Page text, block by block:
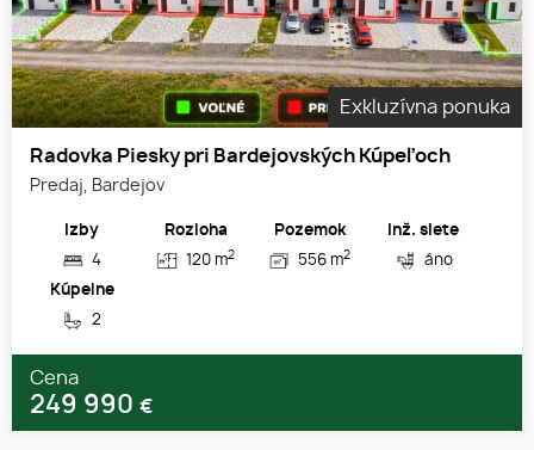
Exkluzívna ponuka
Radovka Piesky pri Bardejovských Kúpeľoch
Predaj, Bardejov
Izby
4
Rozloha
120 m2
Pozemok
556 m2
Inž. siete
áno
Kúpelne
2
Cena
249 990 €